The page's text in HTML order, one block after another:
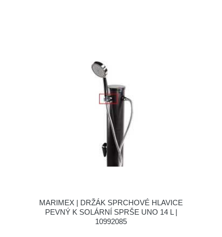
MARIMEX | DRŽÁK SPRCHOVÉ HLAVICE
PEVNÝ K SOLÁRNÍ SPRŠE UNO 14 L |
10992085